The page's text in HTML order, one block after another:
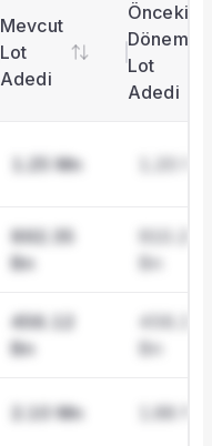
Mevcut
Lot
Adedi
Önceki
Dönem
Lot
Adedi
1.25 Mn
892.35
Bn
Bn
456.12
Bn
Bn
2.10 Mn 1.88 Mn